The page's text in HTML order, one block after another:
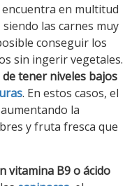
encuentra en multitud
las carnes muy
conseguir los
sin ingerir vegetales.
tener niveles bajos
. En estos casos, el
la
y fruta fresca que
vitamina B9 o ácido